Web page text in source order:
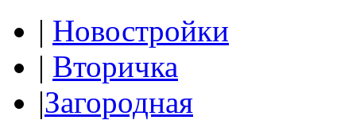
| Новостройки
| Вторичка
|Загородная